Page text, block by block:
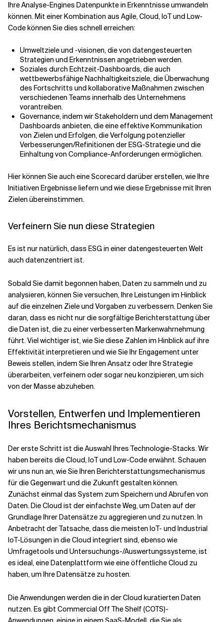
Ihre Analyse-Engines Datenpunkte in Erkenntnisse umwandeln
können. Mit einer Kombination aus Agile, Cloud, IoT und Low-
Code können Sie dies schnell erreichen:
Umweltziele und -visionen, die von datengesteuerten
Strategien und Erkenntnissen angetrieben werden.
Soziales durch Echtzeit-Dashboards, die auch
wettbewerbsfähige Nachhaltigkeitsziele, die Überwachung
des Fortschritts und kollaborative Maßnahmen zwischen
verschiedenen Teams innerhalb des Unternehmens
vorantreiben.
Governance, indem wir Stakeholdern und dem Management
Dashboards anbieten, die eine effektive Kommunikation
von Zielen und Erfolgen, die Verfolgung potenzieller
Verbesserungen/Refinitionen der ESG-Strategie und die
Einhaltung von Compliance-Anforderungen ermöglichen.
Hier können Sie auch eine Scorecard darüber erstellen, wie Ihre
Initiativen Ergebnisse liefern und wie diese Ergebnisse mit Ihren
Zielen übereinstimmen.
Verfeinern Sie nun diese Strategien
Es ist nur natürlich, dass ESG in einer datengesteuerten Welt
auch datenzentriert ist.
Sobald Sie damit begonnen haben, Daten zu sammeln und zu
analysieren, können Sie versuchen, Ihre Leistungen im Hinblick
auf die einzelnen Ziele und Vorgaben zu verbessern. Denken Sie
daran, dass es nicht nur die sorgfältige Berichterstattung über
die Daten ist, die zu einer verbesserten Markenwahrnehmung
führt. Viel wichtiger ist, wie Sie diese Zahlen im Hinblick auf ihre
Effektivität interpretieren und wie Sie Ihr Engagement unter
Beweis stellen, indem Sie Ihren Ansatz oder Ihre Strategie
überarbeiten, verfeinern oder sogar neu konzipieren, um sich
von der Masse abzuheben.
Vorstellen, Entwerfen und Implementieren
Ihres Berichtsmechanismus
Der erste Schritt ist die Auswahl Ihres Technologie-Stacks. Wir
haben bereits die Cloud, IoT und Low-Code erwähnt. Schauen
wir uns nun an, wie Sie Ihren Berichterstattungsmechanismus
für die Gegenwart und die Zukunft gestalten können.
Zunächst einmal das System zum Speichern und Abrufen von
Daten. Die Cloud ist der einfachste Weg, um Daten auf der
Grundlage Ihrer Datensätze zu aggregieren und zu nutzen. In
Anbetracht der Tatsache, dass die meisten IoT- und Industrial
IoT-Lösungen in die Cloud integriert sind, ebenso wie
Umfragetools und Untersuchungs-/Auswertungssysteme, ist
es ideal, eine Datenplattform wie eine öffentliche Cloud zu
haben, um Ihre Datensätze zu hosten.
Die Anwendungen werden die in der Cloud kuratierten Daten
nutzen. Es gibt Commercial Off The Shelf (COTS)-